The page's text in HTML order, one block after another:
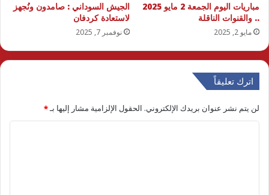
مباريات اليوم الجمعة 2 مايو 2025
.. والقنوات الناقلة
مايو 2, 2025
الجيش السوداني : صامدون ونُجهز
لاستعادة كردفان
نوفمبر 7, 2025
اترك تعليقاً
لن يتم نشر عنوان بريدك الإلكتروني. الحقول الإلزامية مشار إليها بـ*